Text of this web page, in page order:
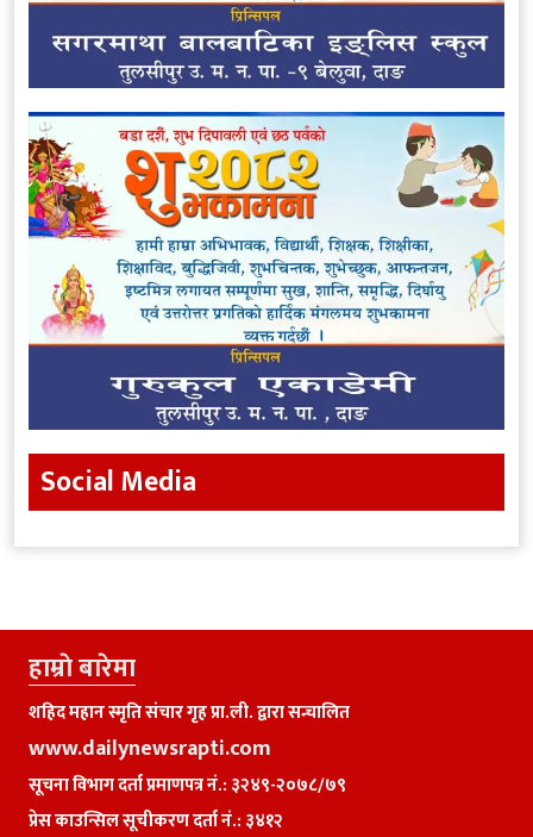
Social Media
हाम्राे बारेमा
शहिद महान स्मृति संचार गृह प्रा.ली. द्वारा सन्चालित
www.dailynewsrapti.com
सूचना विभाग दर्ता प्रमाणपत्र नं.: ३२४९-२०७८/७९
प्रेस काउन्सिल सूचीकरण दर्ता नं.: ३४१२